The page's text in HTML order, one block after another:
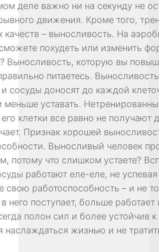
деле важно ни на секунду не
движения. Кроме того,
– выносливость. На
сможете похудеть или изменить
Выносливость, которую вы
питаетесь.
сосуды доносят до каждой
уставать.
клетки все равно не получают
Признак хорошей
Выносливый человек
потому что слишком устаете?
работают еле-еле, не
работоспособность – и не
него поступает, больше
полон сил и более устойчив
жизнью и не